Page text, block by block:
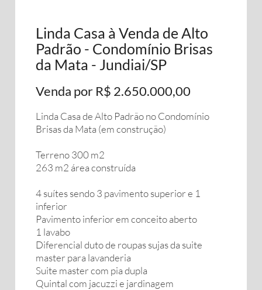
Linda Casa à Venda de Alto
Padrão - Condomínio Brisas
da Mata - Jundiai/SP
Venda por R$ 2.650.000,00
Linda Casa de Alto Padrão no Condomínio
Brisas da Mata (em construção)
Terreno 300 m2
263 m2 área construída
4 suítes sendo 3 pavimento superior e 1
inferior
Pavimento inferior em conceito aberto
1 lavabo
Diferencial duto de roupas sujas da suite
master para lavanderia
Suite master com pia dupla
Quintal com jacuzzi e jardinagem